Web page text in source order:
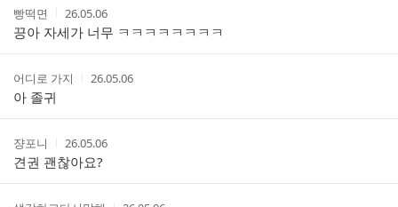
작
성
자
빵떡면
작
성
시
간
26.05.06
끙아 자세가 너무 ㅋㅋㅋㅋㅋㅋㅋㅋ
작
성
자
어디로 가지
작
간
26.05.06
아 졸귀
작
성
자
쟝포니
작
성
시
간
26.05.06
견권 괜찮아요?